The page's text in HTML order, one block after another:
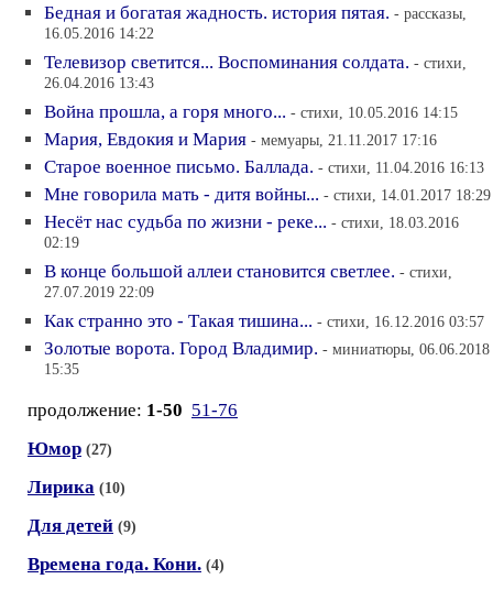
Бедная и богатая жадность. история пятая. - рассказы,
16.05.2016 14:22
Телевизор светится... Воспоминания солдата. - стихи,
26.04.2016 13:43
Война прошла, а горя много... - стихи, 10.05.2016 14:15
Мария, Евдокия и Мария - мемуары, 21.11.2017 17:16
Старое военное письмо. Баллада. - стихи, 11.04.2016 16:13
Мне говорила мать - дитя войны... - стихи, 14.01.2017 18:29
Несёт нас судьба по жизни - реке... - стихи, 18.03.2016
02:19
В конце большой аллеи становится светлее. - стихи,
27.07.2019 22:09
Как странно это - Такая тишина... - стихи, 16.12.2016 03:57
Золотые ворота. Город Владимир. - миниатюры, 06.06.2018
15:35
продолжение: 1-50 51-76
Юмор (27)
Лирика (10)
Для детей (9)
Времена года. Кони. (4)